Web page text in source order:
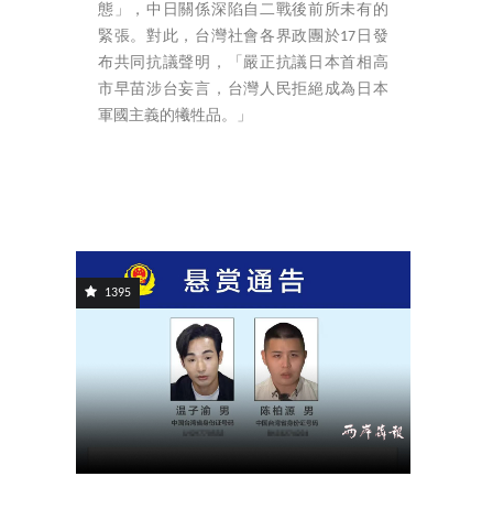
態」，中日關係深陷自二戰後前所未有的
緊張。對此，台灣社會各界政團於17日發
布共同抗議聲明，「嚴正抗議日本首相高
市早苗涉台妄言，台灣人民拒絕成為日本
軍國主義的犧牲品。」
1395